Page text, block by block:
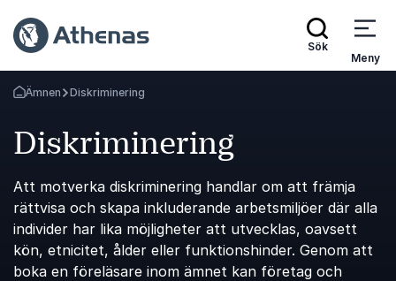
Sök
Meny
Gå tillbaka till startsidan
Ämnen Diskriminering
Diskriminering
Att motverka diskriminering handlar om att främja
rättvisa och skapa inkluderande arbetsmiljöer där alla
individer har lika möjligheter att utvecklas, oavsett
kön, etnicitet, ålder eller funktionshinder. Genom att
boka en föreläsare inom ämnet kan företag och